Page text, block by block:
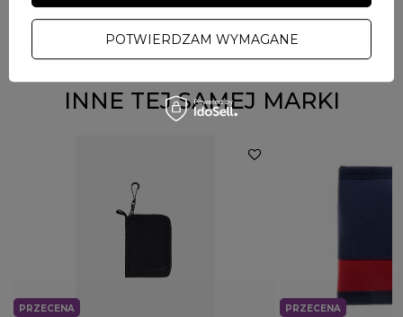
239,00 zł
201,00 zł 249,00 zł
169,00 zł
INNE TEJ SAMEJ MARKI
PRZECENA PRZECENA
POTWIERDZAM WYMAGANE